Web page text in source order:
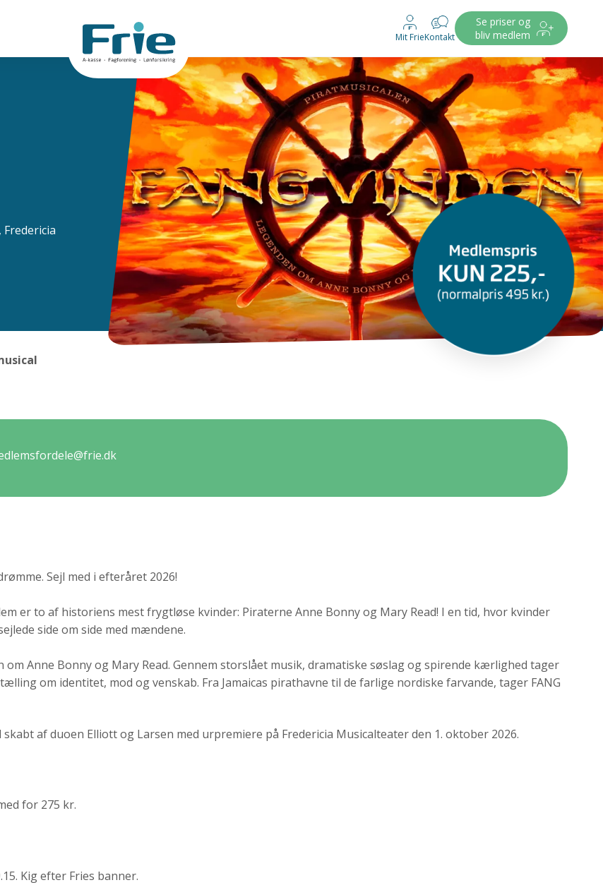
Mit FrieKontakt
Se priser og
bliv medlem
Sejl med i efteråret 2026!
er to af historiens mest frygtløse kvinder: Piraterne Anne Bonny og Mary Read! I en tid, hvor kvinder
side om side med mændene.
om Anne Bonny og Mary Read. Gennem storslået musik, dramatiske søslag og spirende kærlighed tager
om identitet, mod og venskab. Fra Jamaicas pirathavne til de farlige nordiske farvande, tager FANG
af duoen Elliott og Larsen med urpremiere på Fredericia Musicalteater den 1. oktober 2026.
for 275 kr.
Kig efter Fries banner.